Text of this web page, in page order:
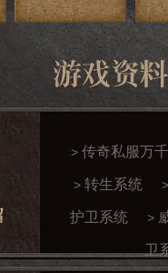
> 传奇私服万
> 转生系统 >
护卫系统 >
卫